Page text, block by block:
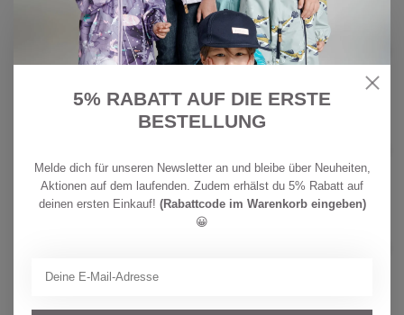
COLOR KIDS
Color Kids Kleinkinder Bade Mütze
UV 60+ Fairy Rose
CHF
27,90
CHF
COLOR KIDS
Auf Lager
134,90
Auf Lager
5% RABATT AUF DIE ERSTE
BESTELLUNG
Melde dich für unseren Newsletter an und bleibe über Neuheiten,
Aktionen auf dem laufenden. Zudem erhälst du 5% Rabatt auf
deinen ersten Einkauf! (Rabattcode im Warenkorb eingeben)
😀